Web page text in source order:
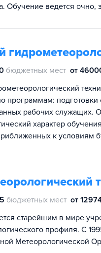
Обучение ведется очно,
бюджетных мест от
программам:
рабочих служащих.
характер
к условиям
бюджетных мест от
старейшим в мире
профиля. С
Метеорологической